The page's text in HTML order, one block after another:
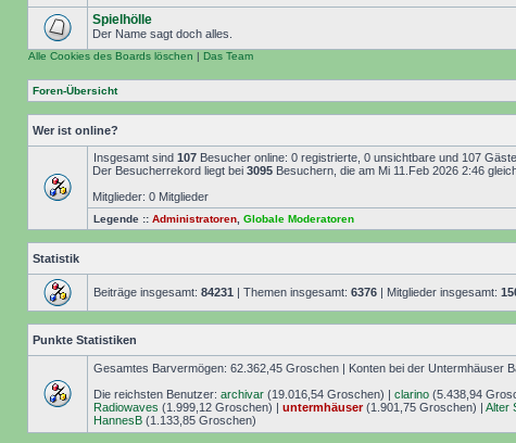
Spielhölle
Der Name sagt doch alles.
Alle Cookies des Boards löschen | Das Team
Foren-Übersicht
Wer ist online?
Insgesamt sind 107 Besucher online: 0 registrierte, 0 unsichtbare und 107
Der Besucherrekord liegt bei 3095 Besuchern, die am Mi 11.Feb 2026 2:46
Mitglieder: 0 Mitglieder
Legende :: Administratoren Globale Moderatoren
Statistik
Beiträge insgesamt: 84231 | Themen insgesamt: 6376 | Mitglieder insgesamt:
Punkte Statistiken
Gesamtes Barvermögen: 62.362,45 Groschen | Konten bei der Untermhäuser
Die reichsten Benutzer: archivar (19.016,54 Groschen) | clarino (5.438,94
Radiowaves (1.999,12 Groschen) | untermhäuser(1.901,75 Groschen) | Alter
HannesB (1.133,85 Groschen)